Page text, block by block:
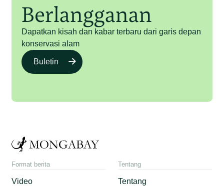
Berlangganan
Dapatkan kisah dan kabar terbaru dari garis depan
konservasi alam
Buletin
Format berita
Video
Tentang
Tentang